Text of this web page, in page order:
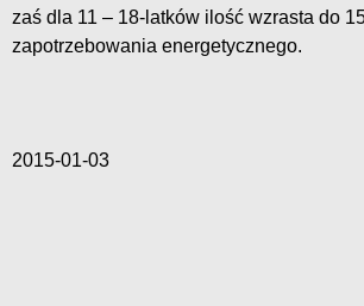
zaś dla 11 – 18-latków ilość wzrasta do
zapotrzebowania energetycznego.
2015-01-03